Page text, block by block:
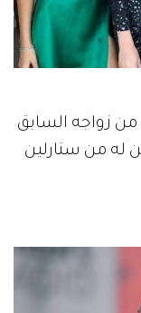
زواجه السابق
له من ستارلين